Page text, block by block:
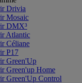
Drivia
Mosaic
DMX³
Atlantic
Céliane
P17
Green'Up
Green'up Home
Green'Up Control